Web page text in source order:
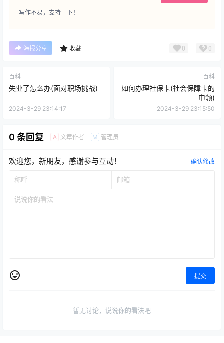
写作不易，支持一下！
海报分享 收藏 0 0
百科
失业了怎么办(面对职场挑战)
2024-3-29 23:14:17
百科
如何办理社保卡(社会保障卡的
申领)
2024-3-29 23:15:50
0 条回复 A 文章作者 M 管理员
欢迎您，新朋友，感谢参与互动！ 确认修改
提交
暂无讨论，说说你的看法吧